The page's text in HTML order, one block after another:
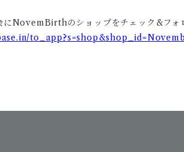
にNovemBirthのショップをチェック&フォ